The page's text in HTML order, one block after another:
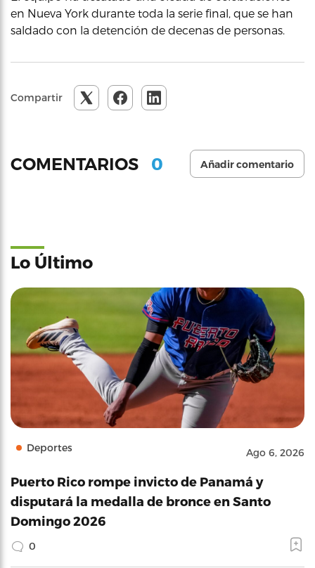
en Nueva York durante toda la serie final, que se han
saldado con la detención de decenas de personas.
Compartir
COMENTARIOS 0 Añadir comentario
Lo Último
Deportes Ago 6, 2026
Puerto Rico rompe invicto de Panamá y
disputará la medalla de bronce en Santo
Domingo 2026
0